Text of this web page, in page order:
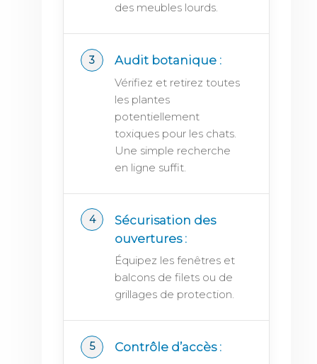
des meubles lourds.
Audit botanique :
Vérifiez et retirez toutes
les plantes
potentiellement
toxiques pour les chats.
Une simple recherche
en ligne suffit.
Sécurisation des
ouvertures :
Équipez les fenêtres et
balcons de filets ou de
grillages de protection.
Contrôle d’accès :